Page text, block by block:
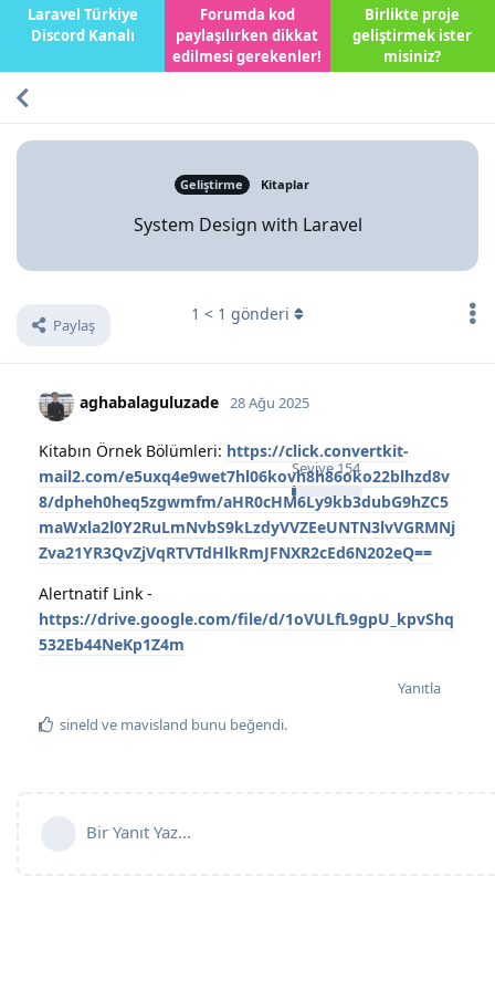
Laravel Türkiye
Discord Kanalı
Forumda kod
paylaşılırken dikkat
edilmesi gerekenler!
Birlikte proje
geliştirmek ister
misiniz?
Geliştirme Kitaplar
System Design with Laravel
Paylaş
1 < 1 gönderi
aghabalaguluzade
Seviye154
28 Ağu 2025
Kitabın Örnek Bölümleri: https://click.convertkit-
mail2.com/e5uxq4e9wet7hl06kovh8h86oko22blhzd8v
8/dpheh0heq5zgwmfm/aHR0cHM6Ly9kb3dubG9hZC5
maWxla2l0Y2RuLmNvbS9kLzdyVVZEeUNTN3lvVGRMNj
Zva21YR3QvZjVqRTVTdHlkRmJFNXR2cEd6N202eQ==
Alertnatif Link -
https://drive.google.com/file/d/1oVULfL9gpU_kpvShq
532Eb44NeKp1Z4m
Yanıtla
sineld ve mavisland bunu beğendi.
Bir Yanıt Yaz...